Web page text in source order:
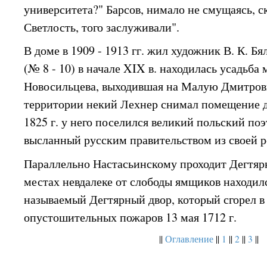
университета?" Барсов, нимало не смущаясь,
Светлость, того заслуживали".
В доме в 1909 - 1913 гг. жил художник В. К.
(№ 8 - 10) в начале XIX в. находилась
Новосильцева, выходившая на Малую
территории некий Лехнер снимал помещение
1825 г. у него поселился великий польский
высланный русским правительством из своей
Параллельно Настасьинскому проходит
местах невдалеке от слободы ямщиков
называемый Дегтярный двор, который сгорел
опустошительных пожаров 13 мая 1712 г.
|| Оглавление || 1 || 2 || 3 ||